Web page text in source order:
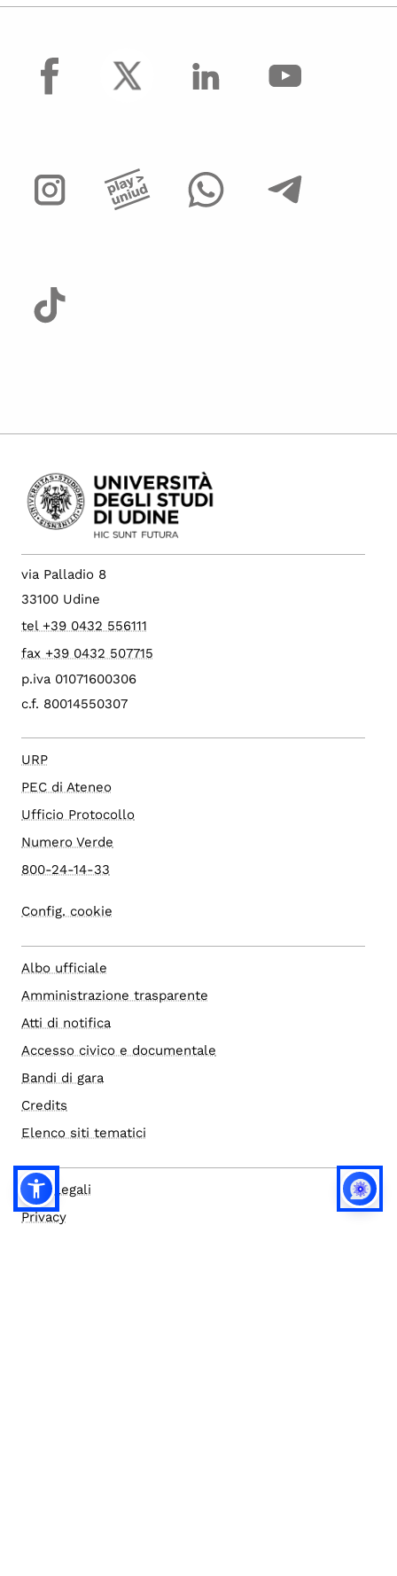
facebook
via Palladio 8
33100 Udine
tel +39 0432 556111
fax +39 0432 507715
p.iva 01071600306
c.f. 80014550307
URP
PEC di Ateneo
Ufficio Protocollo
Numero Verde
800-24-14-33
Config. cookie
Albo ufficiale
Amministrazione trasparente
Atti di notifica
Accesso civico e documentale
Bandi di gara
Credits
Elenco siti tematici
Note legali
Privacy